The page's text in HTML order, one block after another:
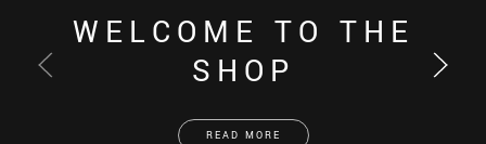
WELCOME TO THE
SHOP
READ MORE